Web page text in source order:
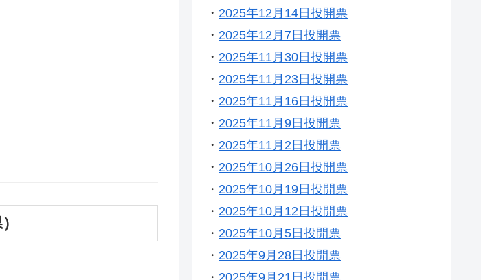
・ 2025年12月14日投開票
・ 2025年12月7日投開票
・ 2025年11月30日投開票
・ 2025年11月23日投開票
・ 2025年11月16日投開票
・ 2025年11月9日投開票
・ 2025年11月2日投開票
・ 2025年10月26日投開票
・ 2025年10月19日投開票
・ 2025年10月12日投開票
・ 2025年10月5日投開票
・ 2025年9月28日投開票